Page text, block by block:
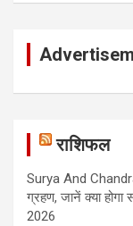
राशिफल
Surya And
ग्रहण, जानें क्या
2026